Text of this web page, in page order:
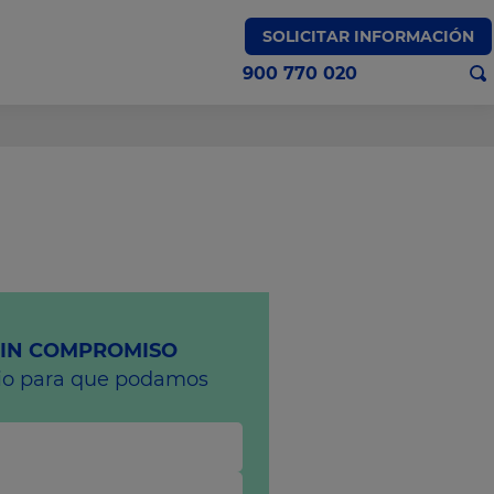
SOLICITAR INFORMACIÓN
900 770 020
COMPROMISO
para que podamos